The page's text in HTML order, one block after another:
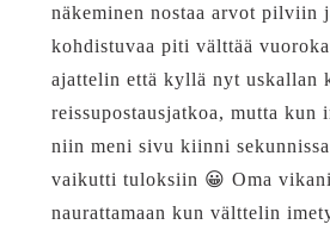
näkeminen nostaa arvot pilviin
kohdistuvaa piti välttää
ajattelin että kyllä nyt uskallan
reissupostausjatkoa, mutta kun
niin meni sivu kiinni
vaikutti tuloksiin 😀 Oma
naurattamaan kun välttelin